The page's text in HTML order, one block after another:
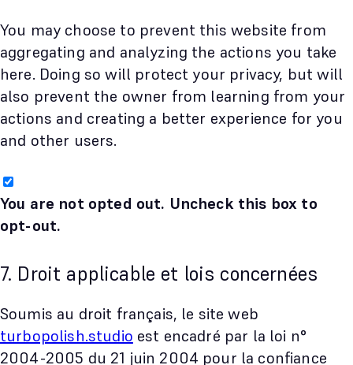
You may choose to prevent this website from
aggregating and analyzing the actions you take
here. Doing so will protect your privacy, but will
also prevent the owner from learning from your
actions and creating a better experience for you
and other users.
You are not opted out. Uncheck this box to
opt-out.
7. Droit applicable et lois concernées
Soumis au droit français, le site web
turbopolish.studio est encadré par la loi n°
2004-2005 du 21 juin 2004 pour la confiance